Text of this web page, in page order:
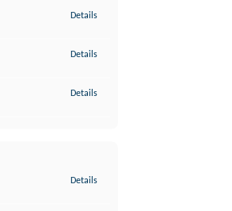
Details
Details
Details
Details